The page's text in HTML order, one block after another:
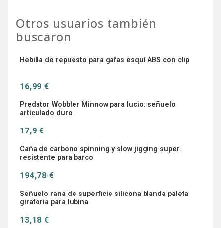
Otros usuarios también
buscaron
Hebilla de repuesto para gafas esquí ABS con clip
16,99 €
Predator Wobbler Minnow para lucio: señuelo
articulado duro
17,9 €
Caña de carbono spinning y slow jigging super
resistente para barco
194,78 €
Señuelo rana de superficie silicona blanda paleta
giratoria para lubina
13,18 €